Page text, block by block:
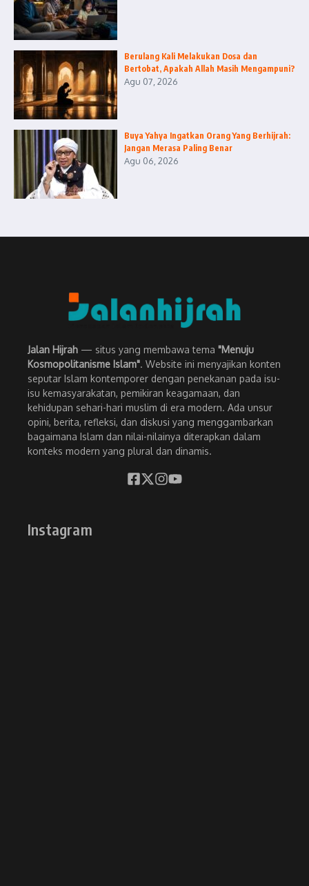
Berulang Kali Melakukan Dosa dan
Bertobat, Apakah Allah Masih Mengampuni?
Agu 07, 2026
Buya Yahya Ingatkan Orang Yang Berhijrah:
Jangan Merasa Paling Benar
Agu 06, 2026
Jalan Hijrah — situs yang membawa tema "Menuju
Kosmopolitanisme Islam". Website ini menyajikan konten
seputar Islam kontemporer dengan penekanan pada isu-
isu kemasyarakatan, pemikiran keagamaan, dan
kehidupan sehari-hari muslim di era modern. Ada unsur
opini, berita, refleksi, dan diskusi yang menggambarkan
bagaimana Islam dan nilai-nilainya diterapkan dalam
konteks modern yang plural dan dinamis.
Instagram